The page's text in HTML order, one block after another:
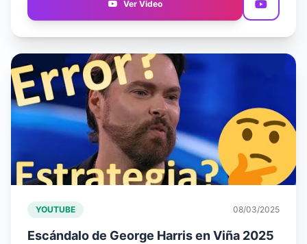
Ver Video
YOUTUBE 08/03/2025
Escándalo de George Harris en Viña 2025